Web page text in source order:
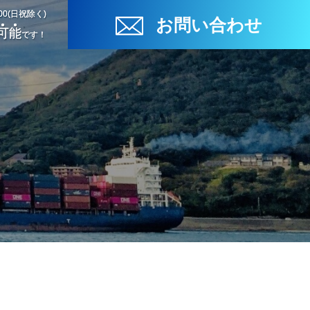
日祝除く)
能です！ お問い合わせ
日祝除く)
能です！ お問い合わせ